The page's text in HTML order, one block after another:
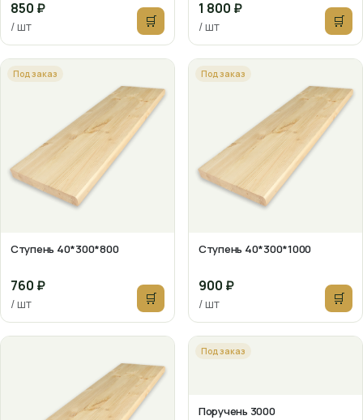
850 ₽
/ шт 🛒
1 800 ₽
/ шт 🛒
Под заказ
Ступень 40*300*800
760 ₽
/ шт 🛒
Под заказ
Ступень 40*300*1000
900 ₽
/ шт 🛒
Под заказ
Поручень 3000